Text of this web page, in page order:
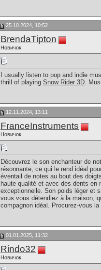
25.10.2024, 10:52
BrendaTipton
Новичок
I usually listen to pop and indie
thrill of playing Snow Rider 3D.
12.11.2024, 13:11
FranceInstruments
Новичок
Découvrez le son enchanteur de
résonnante, ce qui le rend idéal
éventail de notes au bout des
haute qualité et avec des dents en
exceptionnelle. Son poids léger et
vous vous détendiez à la maison,
compagnon idéal. Procurez-vous
01.01.2025, 11:32
Rindo32
Новичок